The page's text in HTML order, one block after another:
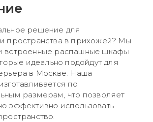
решение для
пространства в прихожей? Мы
встроенные распашные шкафы
идеально подойдут для
в Москве. Наша
по
размерам, что позволяет
эффективно использовать